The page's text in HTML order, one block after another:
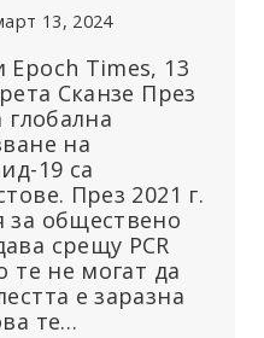
13, 2024
Times, 13
Сканзе През
глобална
на
19 са
През 2021 г.
за обществено
срещу PCR
те не могат да
е заразна
те…